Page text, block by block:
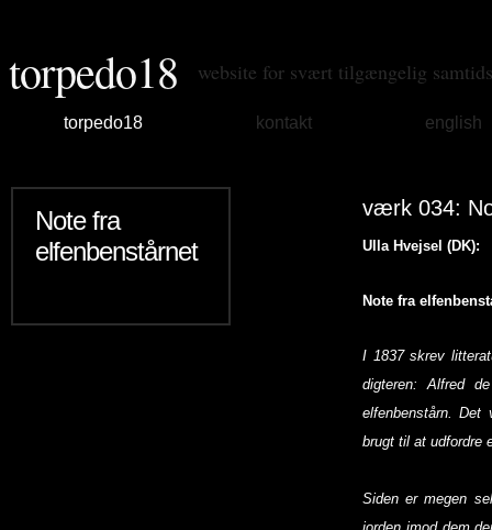
torpedo18 website for svært tilgængelig
torpedo18 kontakt english
Note fra
elfenbenstårnet
værk 034:
Ulla Hvejsel (DK):
Note fra
I 1837 skrev
digteren: Alfred
elfenbenstårn.
brugt til at udfordre
Siden er megen